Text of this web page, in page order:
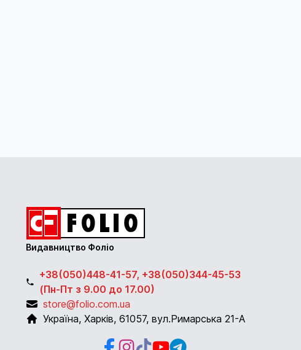
Видавництво Фоліо
+38(050)448-41-57, +38(050)344-45-53
(Пн-Пт з 9.00 до 17.00)
store@folio.com.ua
Україна, Харків, 61057, вул.Римарська 21-А
Facebook
Instagram
Instagram
YoutubeTelegram